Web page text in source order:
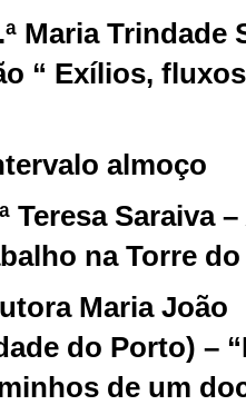
Maria
“ Exílios,
almoço
Teresa Saraiva
na Torre
Maria João
do Porto) –
de um